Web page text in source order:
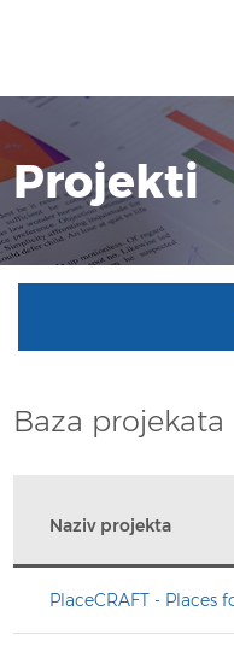
Projekti
Baza projekata
Naziv projekta
PlaceCRAFT -